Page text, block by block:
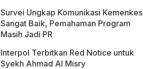
Survei Ungkap Komunikasi Kemenkes
Sangat Baik, Pemahaman Program
Masih Jadi PR
Interpol Terbitkan Red Notice untuk
Syekh Ahmad Al Misry